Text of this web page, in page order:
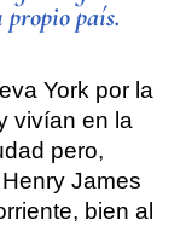
propio país.
York por la
vivían en la
pero,
James
bien al